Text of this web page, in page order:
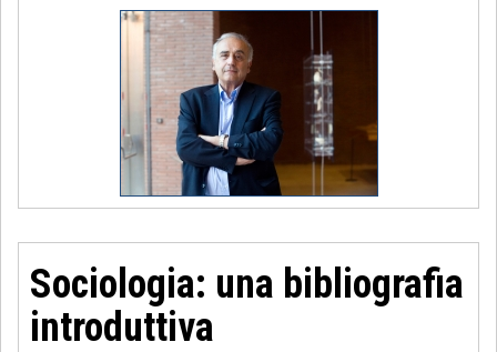
Sociologia: una bibliografia
introduttiva